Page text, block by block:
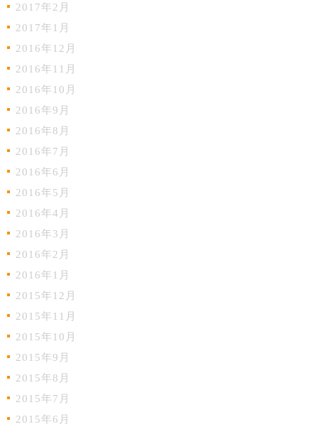
2017年2月
2017年1月
2016年12月
2016年11月
2016年10月
2016年9月
2016年8月
2016年7月
2016年6月
2016年5月
2016年4月
2016年3月
2016年2月
2016年1月
2015年12月
2015年11月
2015年10月
2015年9月
2015年8月
2015年7月
2015年6月